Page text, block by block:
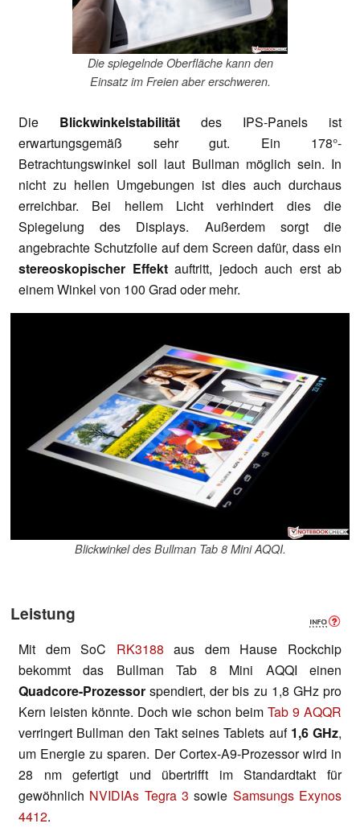
Die spiegelnde Oberfläche kann den
Einsatz im Freien aber erschweren.
Die Blickwinkelstabilität des IPS-Panels ist
erwartungsgemäß sehr gut. Ein 178°-
Betrachtungswinkel soll laut Bullman möglich sein. In
nicht zu hellen Umgebungen ist dies auch durchaus
erreichbar. Bei hellem Licht verhindert dies die
Spiegelung des Displays. Außerdem sorgt die
angebrachte Schutzfolie auf dem Screen dafür, dass ein
stereoskopischer Effektauftritt, jedoch auch erst ab
einem Winkel von 100 Grad oder mehr.
Blickwinkel des Bullman Tab 8 Mini AQQI.
Leistung
Mit dem SoC RK3188 aus dem Hause Rockchip
bekommt das Bullman Tab 8 Mini AQQI einen
Quadcore-Prozessor spendiert, der bis zu 1,8 GHz pro
Kern leisten könnte. Doch wie schon beim Tab 9 AQQR
verringert Bullman den Takt seines Tablets auf 1,6 GHz,
um Energie zu sparen. Der Cortex-A9-Prozessor wird in
28 nm gefertigt und übertrifft im Standardtakt für
gewöhnlich NVIDIAs Tegra 3 sowie Samsungs Exynos
4412.